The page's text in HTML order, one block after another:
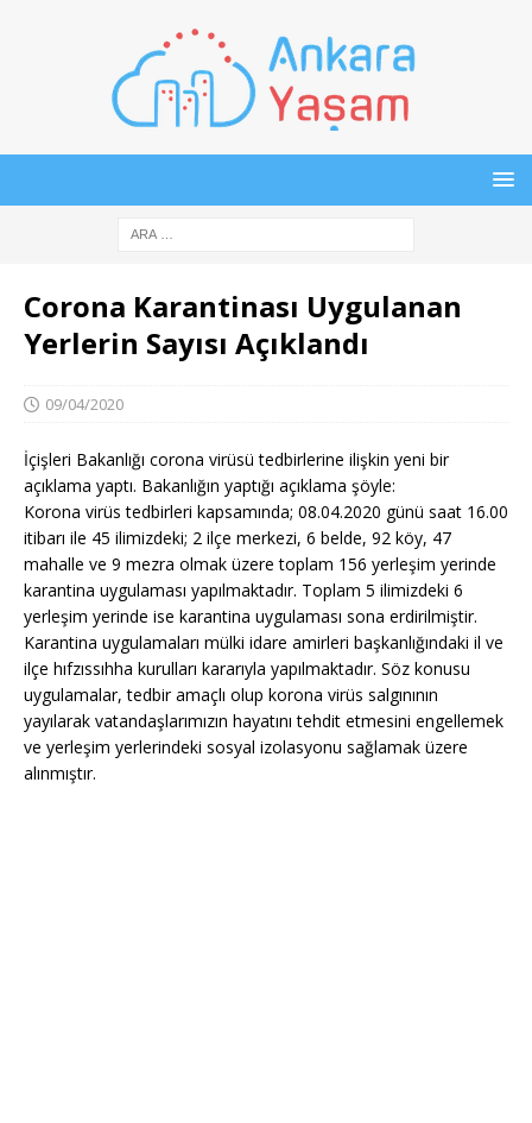
Corona Karantinası Uygulanan
Yerlerin Sayısı Açıklandı
09/04/2020
İçişleri Bakanlığı corona virüsü tedbirlerine ilişkin yeni bir
açıklama yaptı. Bakanlığın yaptığı açıklama şöyle:
Korona virüs tedbirleri kapsamında; 08.04.2020 günü saat 16.00
itibarı ile 45 ilimizdeki; 2 ilçe merkezi, 6 belde, 92 köy, 47
mahalle ve 9 mezra olmak üzere toplam 156 yerleşim yerinde
karantina uygulaması yapılmaktadır. Toplam 5 ilimizdeki 6
yerleşim yerinde ise karantina uygulaması sona erdirilmiştir.
Karantina uygulamaları mülki idare amirleri başkanlığındaki il ve
ilçe hıfzıssıhha kurulları kararıyla yapılmaktadır. Söz konusu
uygulamalar, tedbir amaçlı olup korona virüs salgınının
yayılarak vatandaşlarımızın hayatını tehdit etmesini engellemek
ve yerleşim yerlerindeki sosyal izolasyonu sağlamak üzere
alınmıştır.